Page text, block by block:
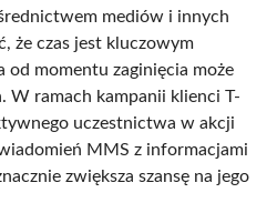
mediów i innych
że czas jest kluczowym
od momentu zaginięcia może
W ramach kampanii klienci T-
uczestnictwa w akcji
MMS z informacjami
zwiększa szansę na jego